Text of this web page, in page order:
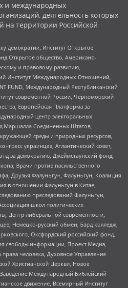
и международных
деятельность которых
на территории Российской
демократии, Институт Открытое
Открытое общество, Американо-
и правовому развитию,
Институт Международных Отношений,
FUND, Международный Республиканский
современной России, Черноморский
Европейская Платформа за
центр электоральных
Маршалла Соединенных Штатов,
среды и природных ресурсов,
украинцев, Атлантический совет,
за демократию, Джеймстаунский фонд,
Врачи против насильственного
Друзья Фалуньгун, Фалуньгун, Коалиция
в отношении Фалуньгун в Китае,
преследований Фалуньгун,
школ политических
Центр либеральной современности,
Немецко-русский обмен, Бард колледж,
Оксфордский российский фонд,
свободы информации, Проект Медиа,
человека, Духовное Управление
Христианской Церкви, Новое
Международный Библейский
движение, Всемирный Институт